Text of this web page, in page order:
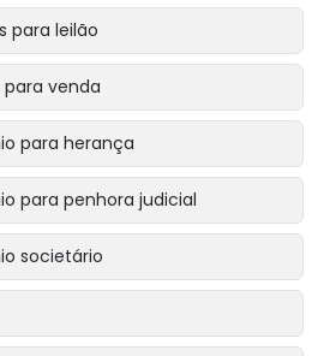
para leilão
venda
para herança
para penhora judicial
societário